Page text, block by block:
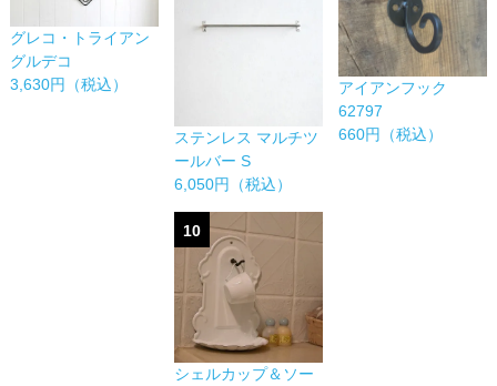
グレコ・トライアン
グルデコ
3,630円（税込）
ステンレス マルチツ
ールバー S
6,050円（税込）
アイアンフック
62797
660円（税込）
10
シェルカップ＆ソー